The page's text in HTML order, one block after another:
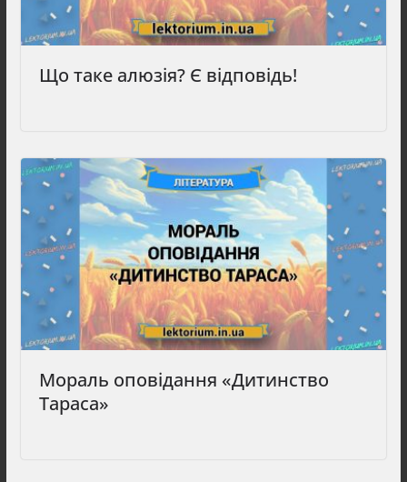
Що таке алюзія? Є відповідь!
Мораль оповідання «Дитинство
Тараса»